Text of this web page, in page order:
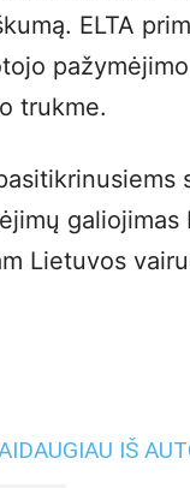
ELTA
trukme.
Lietuvos
DAUGIAU IŠ